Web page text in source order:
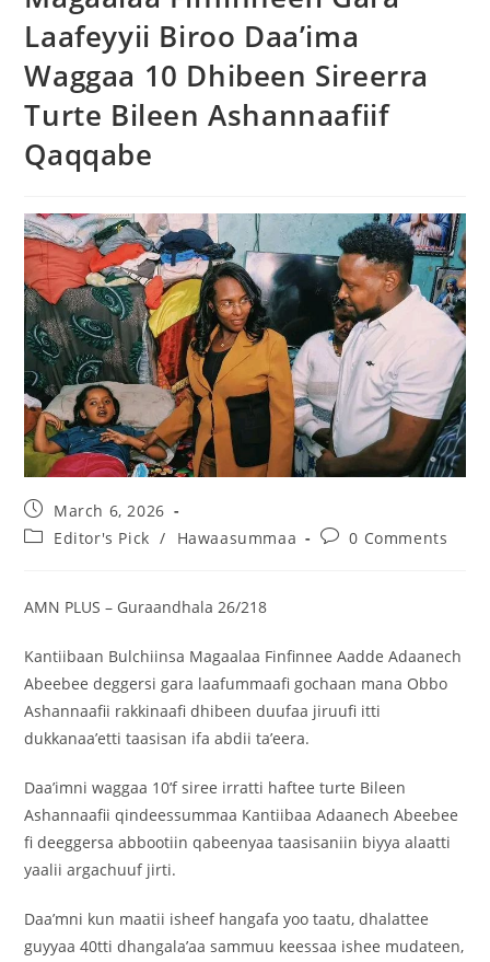
Laafeyyii Biroo Daa’ima
Waggaa 10 Dhibeen Sireerra
Turte Bileen Ashannaafiif
Qaqqabe
March 6, 2026
Editor's Pick / Hawaasummaa 0 Comments
AMN PLUS – Guraandhala 26/218
Kantiibaan Bulchiinsa Magaalaa Finfinnee Aadde Adaanech
Abeebee deggersi gara laafummaafi gochaan mana Obbo
Ashannaafii rakkinaafi dhibeen duufaa jiruufi itti
dukkanaa’etti taasisan ifa abdii ta’eera.
Daa’imni waggaa 10’f siree irratti haftee turte Bileen
Ashannaafii qindeessummaa Kantiibaa Adaanech Abeebee
fi deeggersa abbootiin qabeenyaa taasisaniin biyya alaatti
yaalii argachuuf jirti.
Daa’mni kun maatii isheef hangafa yoo taatu, dhalattee
guyyaa 40tti dhangala’aa sammuu keessaa ishee mudateen,